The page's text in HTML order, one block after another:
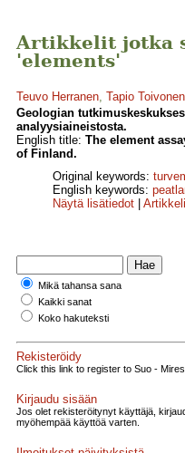
Artikkelit jotka
'elements'
Teuvo Herranen, Tapio Toivonen
Geologian
analyysiaineistosta.
English title: The element
of Finland.
Original keywords:
English keywords:
Näytä lisätiedot
Mikä tahansa sana
Kaikki sanat
Koko hakuteksti
Rekisteröidy
Click this link to register to Suo - Mires
Kirjaudu sisään
Jos olet rekisteröitynyt käyttäjä,
myöhempää käyttöä varten.